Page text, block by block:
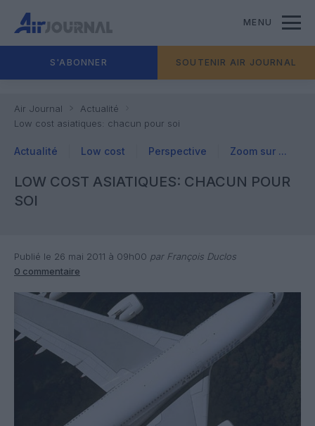
MENU
S'ABONNER SOUTENIR AIR JOURNAL
Air Journal
Actualité
Low cost asiatiques: chacun pour soi
Actualité Low cost Perspective Zoom sur ...
LOW COST ASIATIQUES: CHACUN POUR
SOI
Publié le 26 mai 2011 à 09h00 par François Duclos
0 commentaire